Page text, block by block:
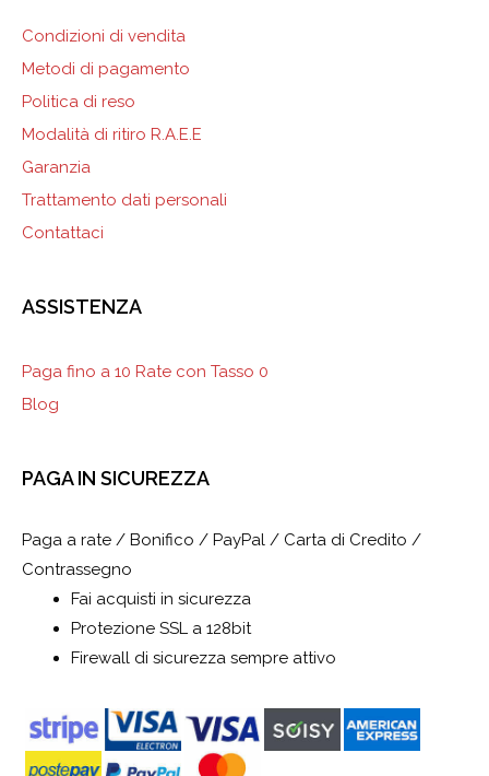
Condizioni di vendita
Metodi di pagamento
Politica di reso
Modalità di ritiro R.A.E.E
Garanzia
Trattamento dati personali
Contattaci
ASSISTENZA
Paga fino a 10 Rate con Tasso 0
Blog
PAGA IN SICUREZZA
Paga a rate / Bonifico / PayPal / Carta di Credito /
Contrassegno
Fai acquisti in sicurezza
Protezione SSL a 128bit
Firewall di sicurezza sempre attivo